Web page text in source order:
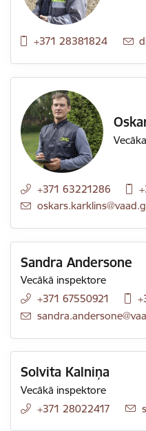
+371 28381824
+371 63221286
E-pasts:
Sandra Andersone
Vecākā inspektore
+371 67550921
E-pasts:
Solvita Kalniņa
Vecākā inspektore
+371 28022417